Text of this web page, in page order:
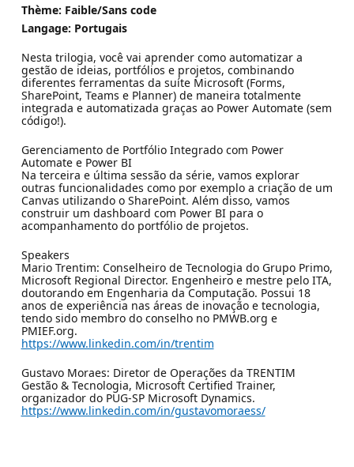
Thème: Faible/Sans code
Langage: Portugais
Nesta trilogia, você vai aprender como automatizar a
gestão de ideias, portfólios e projetos, combinando
diferentes ferramentas da suíte Microsoft (Forms,
SharePoint, Teams e Planner) de maneira totalmente
integrada e automatizada graças ao Power Automate (sem
código!).
Gerenciamento de Portfólio Integrado com Power
Automate e Power BI
Na terceira e última sessão da série, vamos explorar
outras funcionalidades como por exemplo a criação de um
Canvas utilizando o SharePoint. Além disso, vamos
construir um dashboard com Power BI para o
acompanhamento do portfólio de projetos.
Speakers
Mario Trentim: Conselheiro de Tecnologia do Grupo Primo,
Microsoft Regional Director. Engenheiro e mestre pelo ITA,
doutorando em Engenharia da Computação. Possui 18
anos de experiência nas áreas de inovação e tecnologia,
tendo sido membro do conselho no PMWB.org e
PMIEF.org.
https://www.linkedin.com/in/trentim
Gustavo Moraes: Diretor de Operações da TRENTIM
Gestão & Tecnologia, Microsoft Certified Trainer,
organizador do PUG-SP Microsoft Dynamics.
https://www.linkedin.com/in/gustavomoraess/